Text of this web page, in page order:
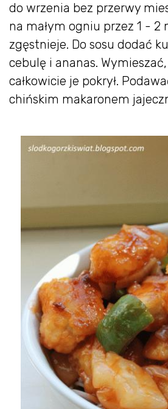
do wrzenia bez przerwy
na małym ogniu przez 1 - 2
zgęstnieje. Do sosu dodać
cebulę i ananas.
całkowicie je pokrył.
chińskim makaronem